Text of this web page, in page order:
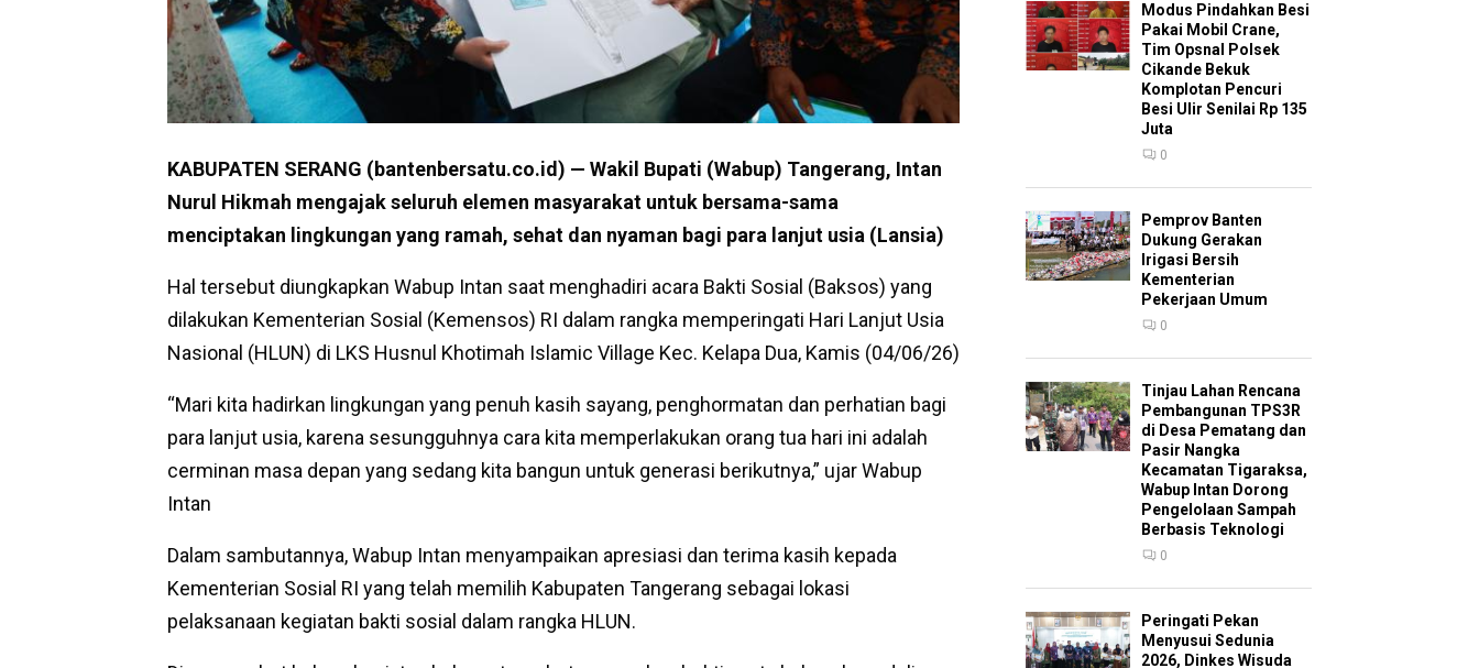
KABUPATEN SERANG (bantenbersatu.co.id) — Wakil Bupati (Wabup) Tangerang, Intan
Nurul Hikmah mengajak seluruh elemen masyarakat untuk bersama-sama
menciptakan lingkungan yang ramah, sehat dan nyaman bagi para lanjut usia (Lansia)
Hal tersebut diungkapkan Wabup Intan saat menghadiri acara Bakti Sosial (Baksos) yang
dilakukan Kementerian Sosial (Kemensos) RI dalam rangka memperingati Hari Lanjut Usia
Nasional (HLUN) di LKS Husnul Khotimah Islamic Village Kec. Kelapa Dua, Kamis (04/06/26)
“Mari kita hadirkan lingkungan yang penuh kasih sayang, penghormatan dan perhatian bagi
para lanjut usia, karena sesungguhnya cara kita memperlakukan orang tua hari ini adalah
cerminan masa depan yang sedang kita bangun untuk generasi berikutnya,” ujar Wabup
Intan
Dalam sambutannya, Wabup Intan menyampaikan apresiasi dan terima kasih kepada
Kementerian Sosial RI yang telah memilih Kabupaten Tangerang sebagai lokasi
pelaksanaan kegiatan bakti sosial dalam rangka HLUN.
Modus Pindahkan Besi
Pakai Mobil Crane,
Tim Opsnal Polsek
Cikande Bekuk
Komplotan Pencuri
Besi Ulir Senilai Rp 135
Juta
0
Pemprov Banten
Dukung Gerakan
Irigasi Bersih
Kementerian
Pekerjaan Umum
0
Tinjau Lahan Rencana
Pembangunan TPS3R
di Desa Pematang dan
Pasir Nangka
Kecamatan Tigaraksa,
Wabup Intan Dorong
Pengelolaan Sampah
Berbasis Teknologi
0
Peringati Pekan
Menyusui Sedunia
2026, Dinkes Wisuda